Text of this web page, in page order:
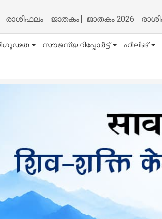
രാശിഫലം ജാതകം ജാതകം 2026
സൗജന്യ റിപ്പോർട്ട് ഹീലിങ്